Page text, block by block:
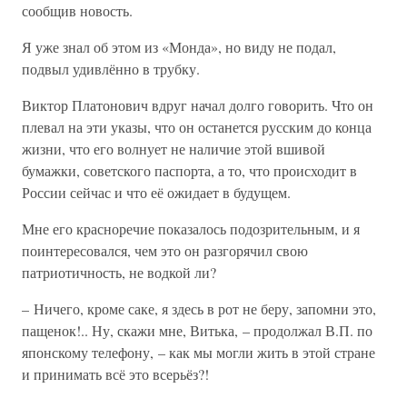
сообщив новость.
Я уже знал об этом из «Монда», но виду не подал,
подвыл удивлённо в трубку.
Виктор Платонович вдруг начал долго говорить. Что он
плевал на эти указы, что он останется русским до конца
жизни, что его волнует не наличие этой вшивой
бумажки, советского паспорта, а то, что происходит в
России сейчас и что её ожидает в будущем.
Мне его красноречие показалось подозрительным, и я
поинтересовался, чем это он разгорячил свою
патриотичность, не водкой ли?
– Ничего, кроме саке, я здесь в рот не беру, запомни это,
пащенок!.. Ну, скажи мне, Витька, – продолжал В.П. по
японскому телефону, – как мы могли жить в этой стране
и принимать всё это всерьёз?!